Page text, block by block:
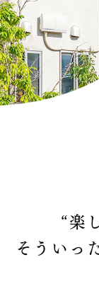
“楽
そういっ